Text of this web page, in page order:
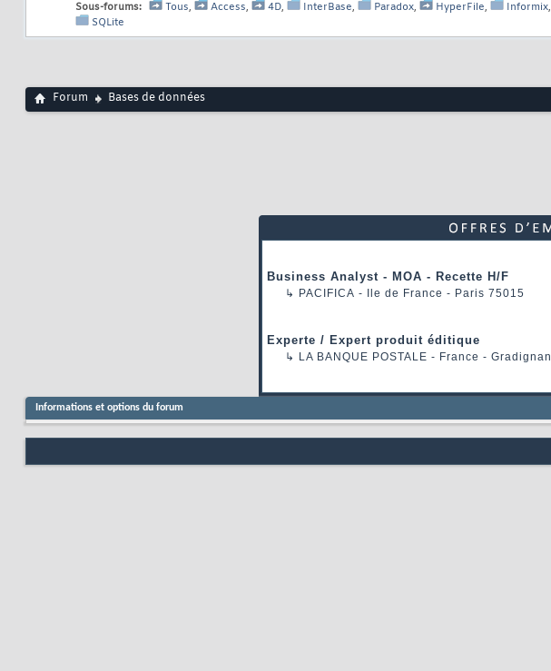
Sous-forums:
Tous, Access, 4D, InterBase, Paradox, HyperFile, Informix,
SQLite
Forum Bases de données
Business Analyst - MOA - Recette H/F
↳ PACIFICA - Ile de France - Paris 75015
Experte / Expert produit éditique
↳ LA BANQUE POSTALE - France - Gradignan
Informations et options du forum